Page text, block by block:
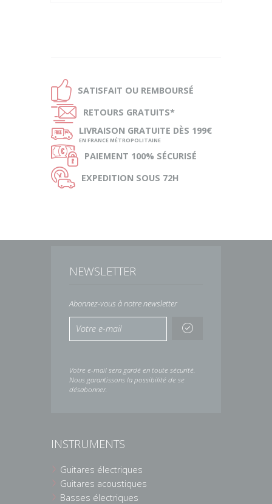
Ð SATISFAIT OU REMBOURSÉ
Ñ RETOURS GRATUITS*
ø LIVRAISON GRATUITE DÈS 199€
EN FRANCE MÉTROPOLITAINE
Ø PAIEMENT 100% SÉCURISÉ
Ù EXPEDITION SOUS 72H
NEWSLETTER
Abonnez-vous à notre newsletter
Votre e-mail sera gardé en toute sécurité.
Nous garantissons la possibilité de se
désabonner.
INSTRUMENTS
Guitares électriques
Guitares acoustiques
Basses électriques